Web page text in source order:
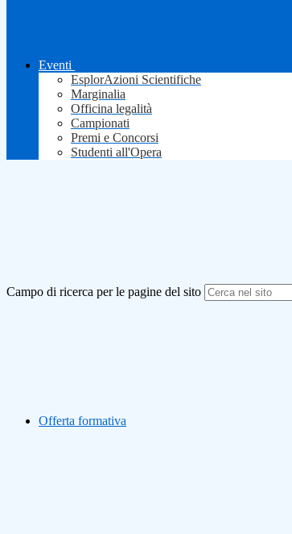
Eventi
EsplorAzioni Scientifiche
Marginalia
Officina legalità
Campionati
Premi e Concorsi
Studenti all'Opera
Campo di ricerca per le pagine del sito
Offerta formativa